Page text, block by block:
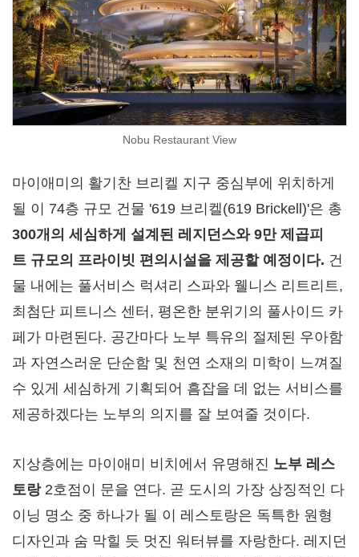
Nobu Restaurant View
마이애미의 활기찬 브리켈 지구 중심부에 위치하게
될 이 74층 규모 건물 '619 브리켈(619 Brickell)'은 총
300개의 세심하게 설계된 레지던스와9만 제곱피
트 규모의 프라이빗 편의시설을 제공할 예정이다. 건
물 내에는 풀서비스 럭셔리 스파와 웰니스 리트리트,
최첨단 피트니스 센터, 평온한 분위기의 풀사이드 카
페가 마련된다. 공간마다 노부 특유의 절제된 우아함
과 자연스러운 단순함 및 천연 소재의 미학이 느껴질
수 있게 세심하게 기획되어 흠잡을 데 없는 서비스를
제공하겠다는 노부의 의지를 잘 보여줄 것이다.
지상층에는 마이애미 비치에서 유명해진 노부 레스
토랑2호점이 문을 연다. 곧 도시의 가장 상징적인 다
이닝 명소 중 하나가 될 이 레스토랑은 독특한 원형
디자인과 숨 막힐 듯 멋진 워터뷰를 자랑한다. 레지던